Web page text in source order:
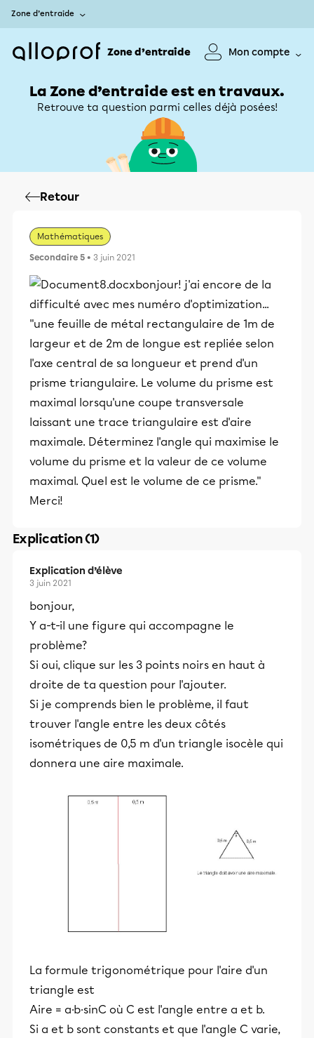
Zone d’entraide
Zone d’entraide Mon compte
La Zone d’entraide est en travaux.
Retrouve ta question parmi celles déjà posées!
Retour
Mathématiques
Secondaire 5 • 3 juin 2021
bonjour! j'ai encore de la
difficulté avec mes numéro d'optimization...
"une feuille de métal rectangulaire de 1m de
largeur et de 2m de longue est repliée selon
l'axe central de sa longueur et prend d'un
prisme triangulaire. Le volume du prisme est
maximal lorsqu'une coupe transversale
laissant une trace triangulaire est d'aire
maximale. Déterminez l'angle qui maximise le
volume du prisme et la valeur de ce volume
maximal. Quel est le volume de ce prisme."
Merci!
Explication (1)
Explication d’élève
3 juin 2021
bonjour,
Y a-t-il une figure qui accompagne le
problème?
Si oui, clique sur les 3 points noirs en haut à
droite de ta question pour l'ajouter.
Si je comprends bien le problème, il faut
trouver l'angle entre les deux côtés
isométriques de 0,5 m d'un triangle isocèle qui
donnera une aire maximale.
La formule trigonométrique pour l'aire d'un
triangle est
Aire = a·b·sinC où C est l'angle entre a et b.
Si a et b sont constants et que l'angle C varie,